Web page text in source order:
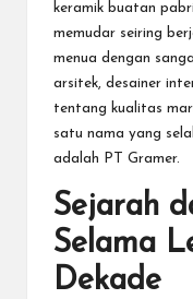
keramik buatan
memudar seiring
menua dengan
arsitek, desainer
tentang kualitas
satu nama yang
adalah PT Gramer.
Sejarah
Selama
Dekade